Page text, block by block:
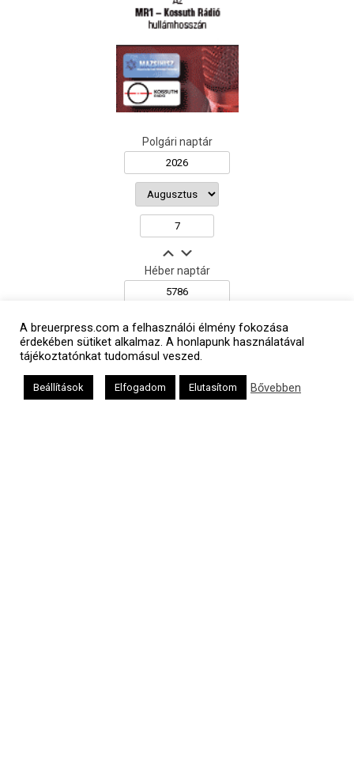
Polgári naptár
Héber naptár
אב
A breuerpress.com a felhasználói élmény fokozása
érdekében sütiket alkalmaz. A honlapunk használatával
tájékoztatónkat tudomásul veszed.
Beállítások Elfogadom Elutasítom Bővebben